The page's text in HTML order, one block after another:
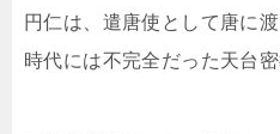
円仁は、遣唐使として唐に
時代には不完全だった天台